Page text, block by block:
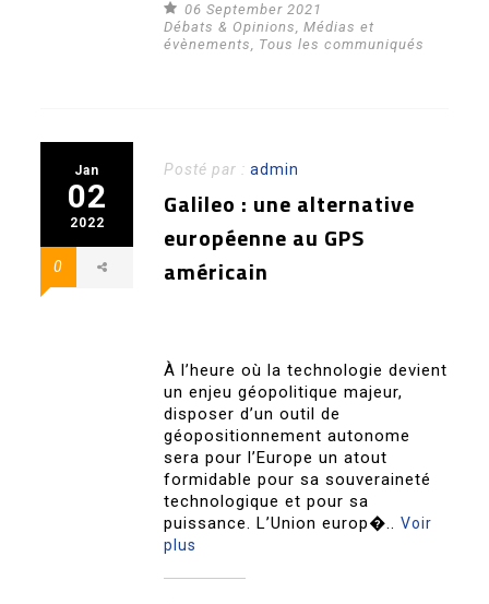
06 September 2021
Débats & Opinions,Médias et
évènements, Tous les communiqués
Jan
02
2022
0
Posté par :admin
Galileo : une alternative
européenne au GPS
américain
À l’heure où la technologie devient
un enjeu géopolitique majeur,
disposer d’un outil de
géopositionnement autonome
sera pour l’Europe un atout
formidable pour sa souveraineté
technologique et pour sa
puissance. L’Union europ�..Voir
plus